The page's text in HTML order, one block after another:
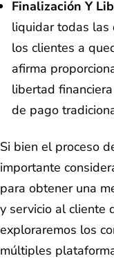
Finalización Y
liquidar todas las
los clientes a
afirma
libertad
de pago
Si bien el proceso
importante
para obtener una
y servicio al cliente
exploraremos los
múltiples